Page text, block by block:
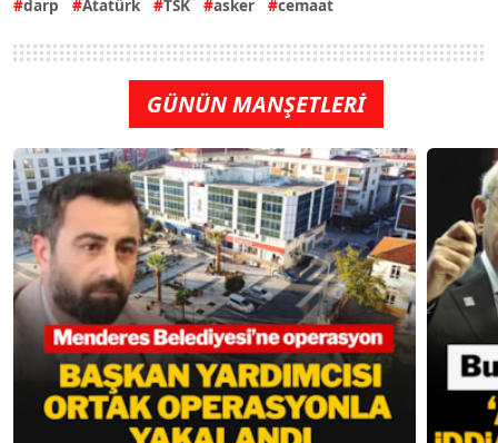
darp Atatürk TSK asker cemaat
GÜNÜN MANŞETLERİ